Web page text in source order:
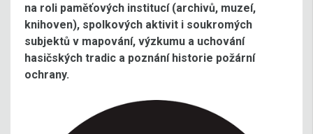
na roli paměťových institucí (archivů, muzeí,
knihoven), spolkových aktivit i soukromých
subjektů v mapování, výzkumu a uchování
hasičských tradic a poznání historie požární
ochrany.